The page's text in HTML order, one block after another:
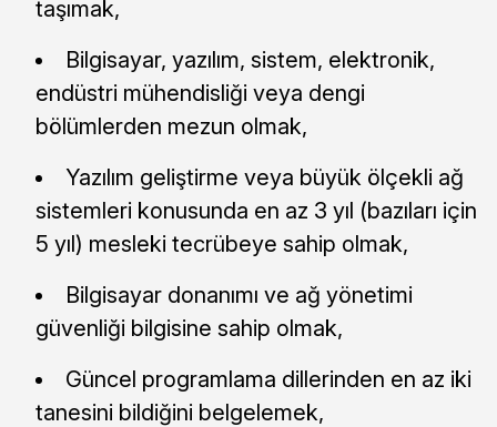
taşımak,
Bilgisayar, yazılım, sistem, elektronik,
endüstri mühendisliği veya dengi
bölümlerden mezun olmak,
Yazılım geliştirme veya büyük ölçekli ağ
sistemleri konusunda en az 3 yıl (bazıları için
5 yıl) mesleki tecrübeye sahip olmak,
Bilgisayar donanımı ve ağ yönetimi
güvenliği bilgisine sahip olmak,
Güncel programlama dillerinden en az iki
tanesini bildiğini belgelemek,